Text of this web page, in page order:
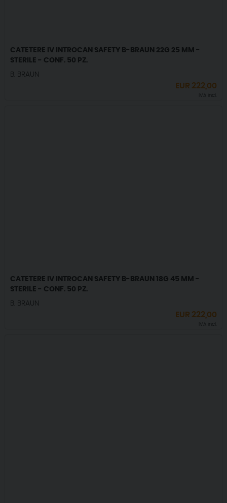
CATETERE IV INTROCAN SAFETY B-BRAUN 22G 25 MM -
STERILE - CONF. 50 PZ.
B. BRAUN
EUR 222,00
IVA incl.
CATETERE IV INTROCAN SAFETY B-BRAUN 18G 45 MM -
STERILE - CONF. 50 PZ.
B. BRAUN
EUR 222,00
IVA incl.